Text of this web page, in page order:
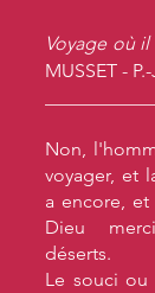
Voyage où il
MUSSET -
Non,
voyager, et
a encore,
Dieu
déserts.
Le souci